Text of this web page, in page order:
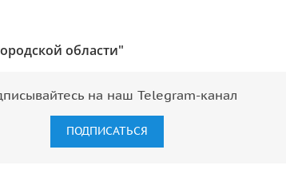
области"
на наш Telegram-канал
ПОДПИСАТЬСЯ